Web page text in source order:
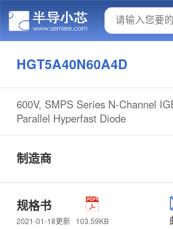
HGT5A40N60A4D
600V, SMPS Series N-Channel
Parallel Hyperfast Diode
制造商
规格书
2021-01-18更新 103.59KB